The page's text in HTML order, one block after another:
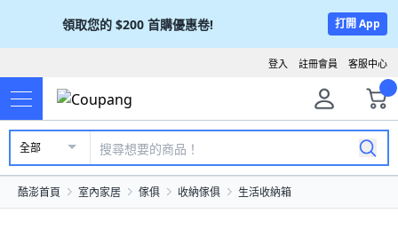
領取您的 $200 首購優惠卷! 打開 App
客服中心
註冊會員
登入
全部
酷澎首頁 室內家居 傢俱 收納傢俱 生活收納箱